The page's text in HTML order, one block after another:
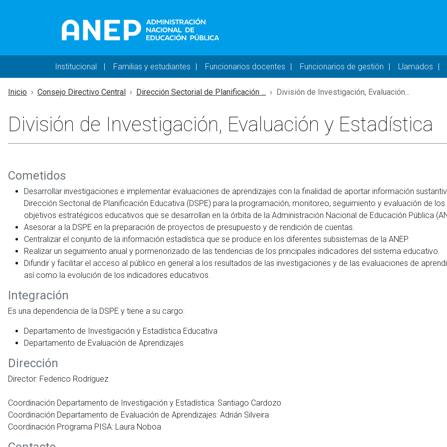
Navegación principal - DESKTOP
Institucional Familias y estudiantes Funcionarios docentes Funcionarios de gestión Llamados
Inicio Consejo Directivo Central Dirección Sectorial de Planificación ... División de Investigación, Evaluación...
División de Investigación, Evaluación y Estadística
Cometidos
Desarrollar investigaciones e implementar evaluaciones de aprendizajes con la finalidad de aportar información
Dirección Sectorial de Planificación Educativa (DSPE) para la programación, monitoreo, seguimiento y evaluación de los
objetivos estratégicos educativos que se desarrollan en la órbita de la Administración Nacional de Educación Pública
Asesorar a la DSPE en la preparación de proyectos de presupuesto y de rendición de cuentas.
Centralizar el conjunto de la información estadística que se produce en los diferentes subsistemas de la ANEP.
Realizar un seguimiento anual y pormenorizado de las tendencias de los principales indicadores del sistema educativo.
Difundir y facilitar el acceso al público en general a los resultados de las investigaciones y de las evaluaciones de
así como la evolución de los indicadores educativos.
Integración
Es una dependencia de la DSPE y tiene a su cargo:
Departamento de Investigación y Estadística Educativa
Departamento de Evaluación de Aprendizajes
Dirección
Director: Federico Rodríguez
Coordinación Departamento de Investigación y Estadística: Santiago Cardozo
Coordinación Departamento de Evaluación de Aprendizajes: Adrián Silveira
Coordinación Programa PISA: Laura Noboa